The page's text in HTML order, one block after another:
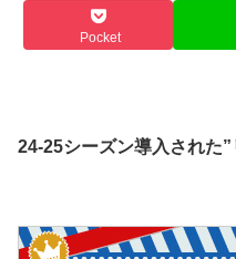
Pocket
24-25シーズン導入された